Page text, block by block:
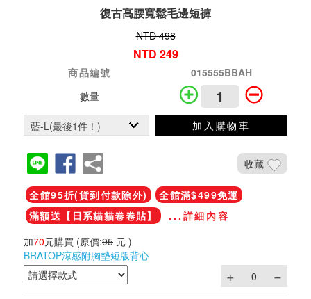
復古高腰寬鬆毛邊短褲
NTD 498
NTD 249
商品編號
015555BBAH
數量
加入購物車
收藏
全館95折(貨到付款除外)
全館滿$499免運
滿額送【日系貓貓卷卷貼】
...詳細內容
加70元購買 (原價:95 元 )
BRATOP涼感附胸墊短版背心